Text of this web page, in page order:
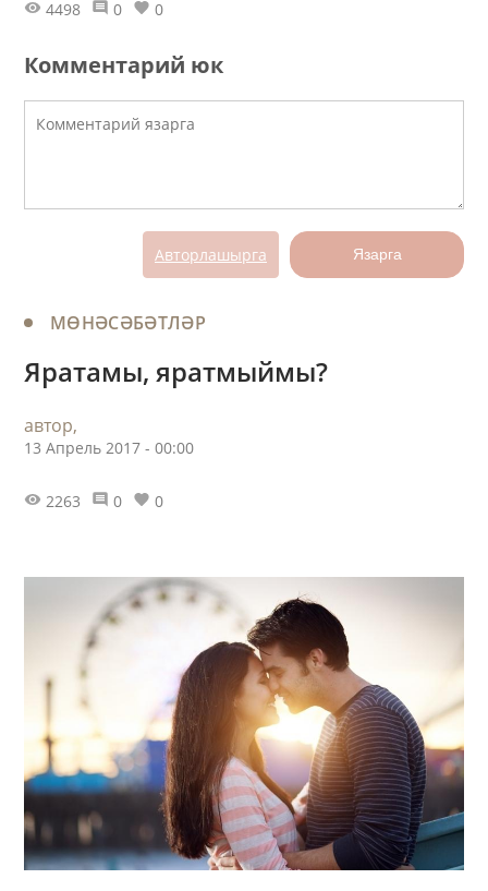
4498 0 0
Комментарий юк
Авторлашырга Язарга
МӨНӘСӘБӘТЛӘР
Яратамы, яратмыймы?
автор,
13 Апрель 2017 - 00:00
2263 0 0